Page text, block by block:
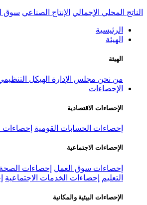
الناتج المحلي الإجمالي الإنتاج الصناعي سوق
الرئيسية
الهيئة
الهيئة
من نحن مجلس الإدارة الهيكل
الإحصاءات
الإحصاءات الاقتصادية
إحصاءات الحسابات القومية إحصاءات
الإحصاءات الاجتماعية
إحصاءات سوق العمل إحصاءات الصحة
التعليم
إحصاءات الخدمات الاجتماعية
الإحصاءات البيئية والمكانية